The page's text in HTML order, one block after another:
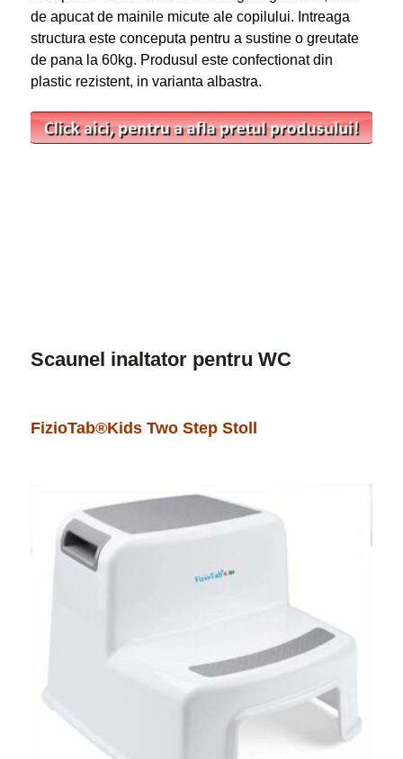
de apucat de mainile micute ale copilului. Intreaga
structura este conceputa pentru a sustine o greutate
de pana la 60kg. Produsul este confectionat din
plastic rezistent, in varianta albastra.
Scaunel inaltator pentru WC
FizioTab®Kids Two Step Stoll